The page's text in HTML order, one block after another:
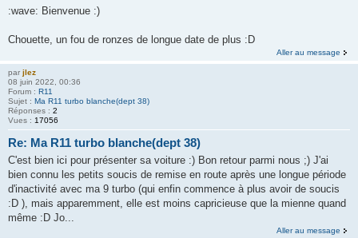
:wave: Bienvenue :)
Chouette, un fou de ronzes de longue date de plus :D
Aller au message
par jlez
08 juin 2022, 00:36
Forum : R11
Sujet : Ma R11 turbo blanche(dept 38)
Réponses : 2
Vues : 17056
Re: Ma R11 turbo blanche(dept 38)
C'est bien ici pour présenter sa voiture :) Bon retour parmi nous ;) J'ai
bien connu les petits soucis de remise en route après une longue période
d'inactivité avec ma 9 turbo (qui enfin commence à plus avoir de soucis
:D ), mais apparemment, elle est moins capricieuse que la mienne quand
même :D Jo...
Aller au message